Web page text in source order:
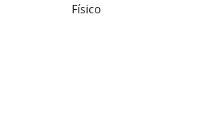
Físico